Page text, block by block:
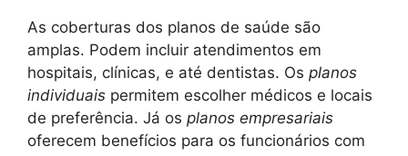
As coberturas dos planos de saúde são
amplas. Podem incluir atendimentos em
hospitais, clínicas, e até dentistas. Os planos
individuais permitem escolher médicos e locais
de preferência. Já os planos empresariais
oferecem benefícios para os funcionários com